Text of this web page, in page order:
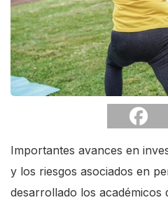
Importantes avances en
y los riesgos asociados en
desarrollado los académicos